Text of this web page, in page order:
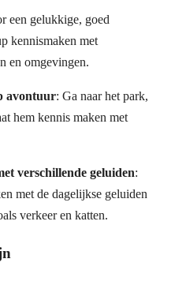
een gelukkige, goed
kennismaken met
en omgevingen.
avontuur: Ga naar het park,
hem kennis maken met
verschillende geluiden:
met de dagelijkse geluiden
verkeer en katten.